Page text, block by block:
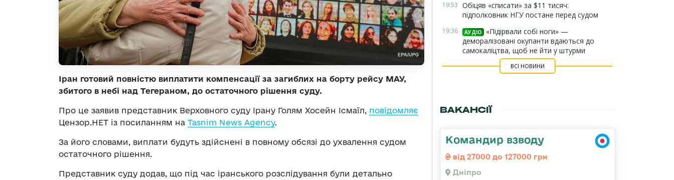
Іран готовий повністю виплатити компенсації за загиблих на борту рейсу МАУ,
збитого в небі над Тегераном, до остаточного рішення суду.
Про це заявив представник Верховного суду Ірану Голям Хосейн Ісмаїл, повідомляє
Цензор.НЕТ із посиланням на Tasnim News Agency.
За його словами, виплати будуть здійснені в повному обсязі до ухвалення судом
остаточного рішення.
Представник суду додав, що під час іранського розслідування були детально
19:53 Обіцяв «списати» за $11 тисяч:
підполковник НГУ постане перед судом
19:36 АУДІО
«Підірвали собі ноги» —
деморалізовані окупанти вдаються до
самокаліцтва, щоб не йти у штурми
ВСІ НОВИНИ
ВАКАНСІЇ
Командир взводу
від 27000 до 127000 грн
Дніпро